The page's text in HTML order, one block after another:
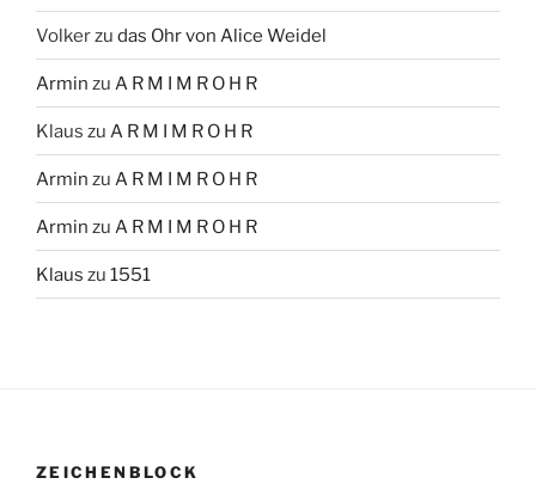
Volkerzu das Ohr von Alice Weidel
Armin zu A R M I M R O H R
Klaus zu A R M I M R O H R
Armin zu A R M I M R O H R
Armin zu A R M I M R O H R
Klaus zu 1551
ZEICHENBLOCK